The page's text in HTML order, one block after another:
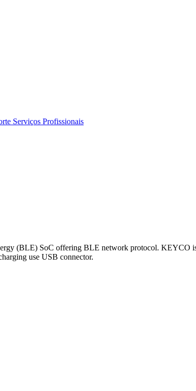
Serviços Profissionais
(BLE) SoC offering BLE network protocol. KEYCO
use USB connector.